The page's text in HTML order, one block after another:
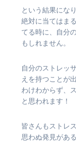
という結果にな
絶対に当てはま
てる時に、自分
もしれません。
自分のストレッ
えを持つことが
わけわからず、
と思われます！
皆さんもストレ
思わぬ発見があ